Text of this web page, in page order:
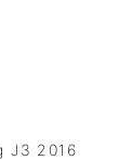
J3 2016